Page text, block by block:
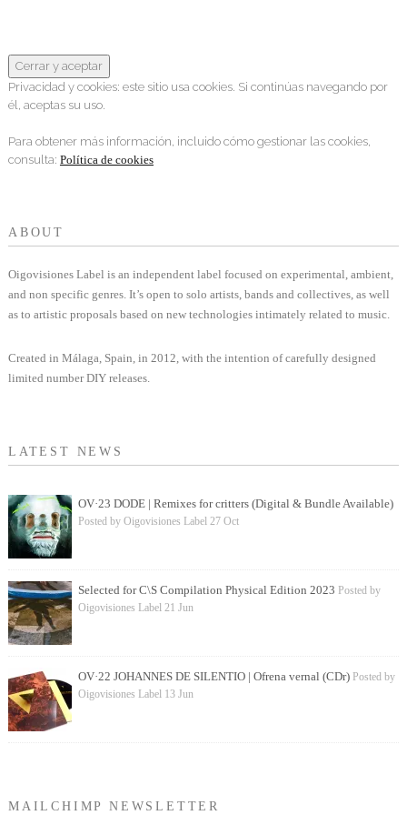
Privacidad y cookies: este sitio usa cookies. Si continúas navegando por
él, aceptas su uso.
Para obtener más información, incluido cómo gestionar las cookies,
consulta: Política de cookies
ABOUT
Oigovisiones Label is an independent label focused on experimental, ambient,
and non specific genres. It’s open to solo artists, bands and collectives, as well
as to artistic proposals based on new technologies intimately related to music.
Created in Málaga, Spain, in 2012, with the intention of carefully designed
limited number DIY releases.
LATEST NEWS
OV·23 DODE | Remixes for critters (Digital & Bundle Available)
Posted by Oigovisiones Label 27 Oct
Selected for C\S Compilation Physical Edition 2023 Posted by
Oigovisiones Label 21 Jun
OV·22 JOHANNES DE SILENTIO | Ofrena vernal (CDr)Posted by
Oigovisiones Label 13 Jun
MAILCHIMP NEWSLETTER